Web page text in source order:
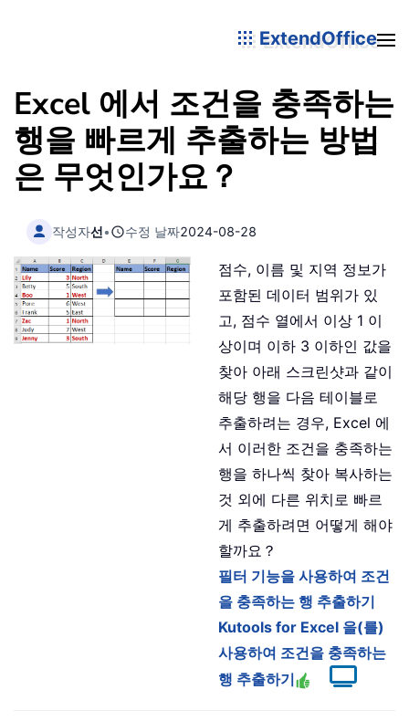
ExtendOffice
Excel 에서 조건을 충족하는
행을 빠르게 추출하는 방법
은 무엇인가요？
작성자선• 수정 날짜2024-08-28
점수, 이름 및 지역 정보가
포함된 데이터 범위가 있
고, 점수 열에서 이상 1 이
상이며 이하 3 이하인 값을
찾아 아래 스크린샷과 같이
해당 행을 다음 테이블로
추출하려는 경우, Excel 에
서 이러한 조건을 충족하는
행을 하나씩 찾아 복사하는
것 외에 다른 위치로 빠르
게 추출하려면 어떻게 해야
할까요？
필터 기능을 사용하여 조건
을 충족하는 행 추출하기
Kutools for Excel 을(를)
사용하여 조건을 충족하는
행 추출하기